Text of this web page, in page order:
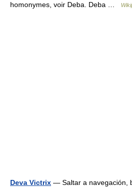
homonymes, voir Deba. Deba …
Deva Victrix — Saltar a